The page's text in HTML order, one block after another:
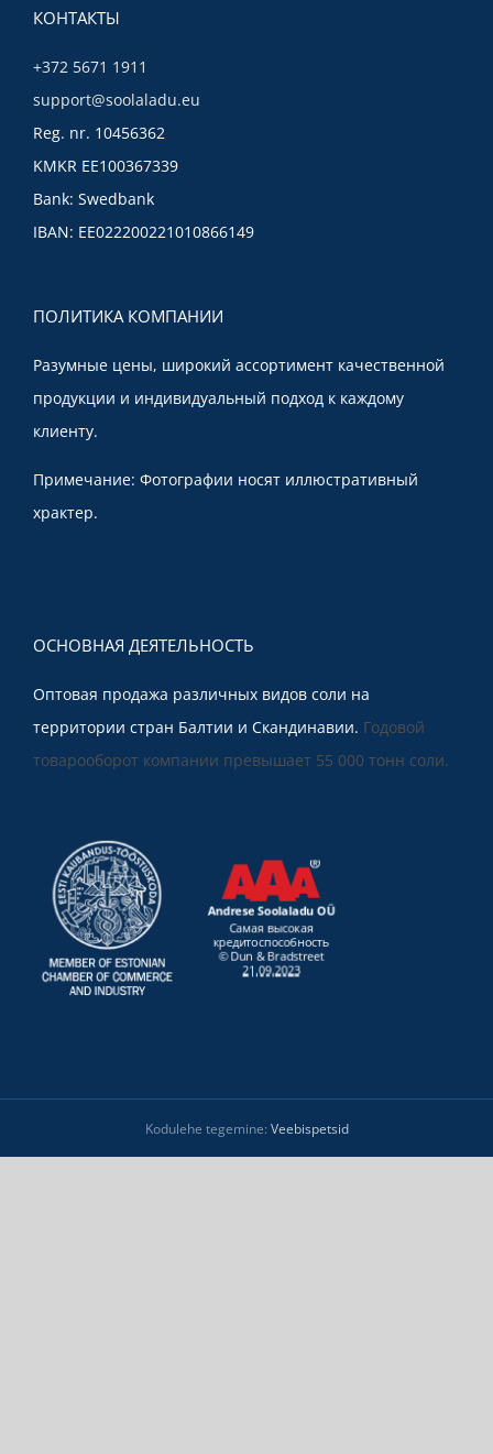
КОНТАКТЫ
+372 5671 1911
support@soolaladu.eu
Reg. nr. 10456362
KMKR EE100367339
Bank: Swedbank
IBAN: EE022200221010866149
ПОЛИТИКА КОМПАНИИ
Разумные цены, широкий ассортимент качественной
продукции и индивидуальный подход к каждому
клиенту.
Примечание: Фотографии носят иллюстративный
храктер.
ОСНОВНАЯ ДЕЯТЕЛЬНОСТЬ
Оптовая продажа различных видов соли на
территории стран Балтии и Скандинавии. Годовой
товарооборот компании превышает 55 000 тонн соли.
Kodulehe tegemine: Veebispetsid